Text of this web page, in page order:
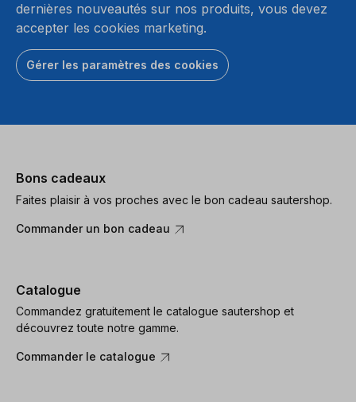
dernières nouveautés sur nos produits, vous devez
accepter les cookies marketing.
Gérer les paramètres des cookies
Bons cadeaux
Faites plaisir à vos proches avec le bon cadeau sautershop.
Commander un bon cadeau
Catalogue
Commandez gratuitement le catalogue sautershop et
découvrez toute notre gamme.
Commander le catalogue